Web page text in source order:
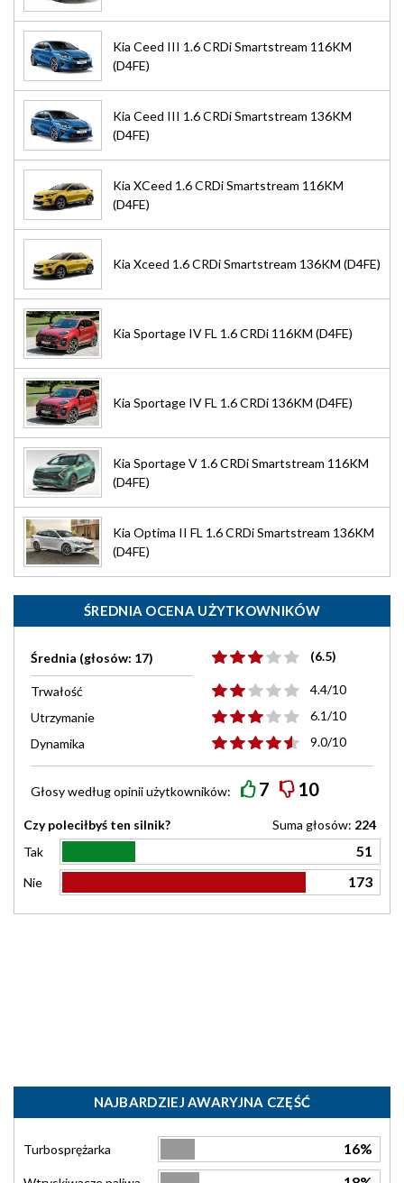
Kia Ceed III 1.6 CRDi Smartstream 116KM
(D4FE)
Kia Ceed III 1.6 CRDi Smartstream 136KM
(D4FE)
Kia XCeed 1.6 CRDi Smartstream 116KM
(D4FE)
Kia Xceed 1.6 CRDi Smartstream 136KM (D4FE)
Kia Sportage IV FL 1.6 CRDi 116KM (D4FE)
Kia Sportage IV FL 1.6 CRDi 136KM (D4FE)
Kia Sportage V 1.6 CRDi Smartstream 116KM
(D4FE)
Kia Optima II FL 1.6 CRDi Smartstream 136KM
(D4FE)
ŚREDNIA OCENA UŻYTKOWNIKÓW
Średnia (głosów: 17) (6.5)
Trwałość
4.4/10
Utrzymanie
6.1/10
Dynamika
9.0/10
Głosy wedługopiniiużytkowników: 7 10
Czy poleciłbyś ten silnik? Suma głosów: 224
Tak
51
Nie 173
NAJBARDZIEJ AWARYJNA CZĘŚĆ
Turbosprężarka 16%